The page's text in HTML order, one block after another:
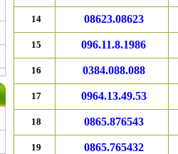
14 08623.08623
15 096.11.8.1986
16 0384.088.088
17 0964.13.49.53
18 0865.876543
19 0865.765432